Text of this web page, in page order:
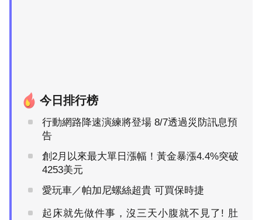
今日排行榜
行動網路降速演練將登場 8/7透過災防訊息預
告
創2月以來最大單日漲幅！黃金暴漲4.4%突破
4253美元
愛玩車／帕加尼螺絲超貴 可買保時捷
起床就先做件事，沒三天小腹就不見了! 肚